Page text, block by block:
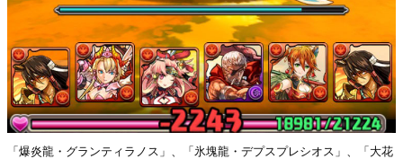
「爆炎龍・グランティラノス」、「氷塊龍・デプスプレシオス」、「大花